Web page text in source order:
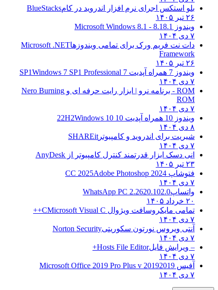
بلو استکس اجرای نرم افزار اندروید در کامBlueStacks
۲۶ تیر ۱۴۰۵
ویندوز 8.1
8.1 - Microsoft Windows 8.1
۷ دی ۱۴۰۴
دات نت فریم ورک برای تمامی ویندوزهاMicrosoft .NET
Framework
۲۶ تیر ۱۴۰۵
ویندوز 7 همراه آپدیت 7 SP1
Windows 7 SP1 Professional
۷ دی ۱۴۰۴
ROM - برنامه نرو | ابزار رایت حرفه ای و
Nero Burning
ROM
۷ دی ۱۴۰۴
ویندوز 10 همراه آپدیت 10 22H2
Windows 10
۸ دی ۱۴۰۴
شیریت برای اندروید و کامپیوتر SHAREit
۷ دی ۱۴۰۴
انی دسک ابزار قدرتمند کنترل کامپیوتر از AnyDesk
۲۳ تیر ۱۴۰۵
فتوشاپ CC 2025 Adobe Photoshop 2024
۷ دی ۱۴۰۴
واتساپWhatsApp PC 2.2620.102.0
۲۰ خرداد ۱۴۰۵
تمامی مایکروسافت ویژوال C Microsoft Visual C++
۷ دی ۱۴۰۴
آنتی ویروس نورتون سکوریتیNorton Security
۷ دی ۱۴۰۴
– ویرایش فایلHosts File Editor+
۷ دی ۱۴۰۴
آفیس 2019 2019 Microsoft Office 2019 Pro Plus v
۷ دی ۱۴۰۴